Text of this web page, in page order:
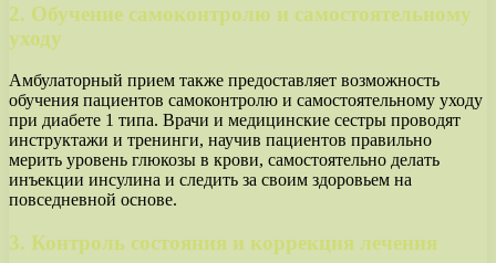
2. Обучение самоконтролю и самостоятельному
уходу
Амбулаторный прием также предоставляет возможность
обучения пациентов самоконтролю и самостоятельному уходу
при диабете 1 типа. Врачи и медицинские сестры проводят
инструктажи и тренинги, научив пациентов правильно
мерить уровень глюкозы в крови, самостоятельно делать
инъекции инсулина и следить за своим здоровьем на
повседневной основе.
3. Контроль состояния и коррекция лечения